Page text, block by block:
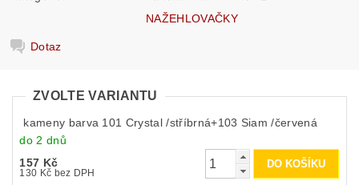
NAŽEHLOVAČKY
Dotaz
ZVOLTE VARIANTU
kameny barva 101 Crystal /stříbrná+103 Siam /červená
do 2 dnů
157 Kč
130 Kč bez DPH